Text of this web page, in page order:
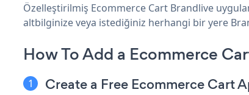
Özelleştirilmiş Ecommerce Cart Brandlive
altbilginize veya istediğiniz herhangi bir yere
How To Add a Ecommerce
Create a Free Ecommerce Cart